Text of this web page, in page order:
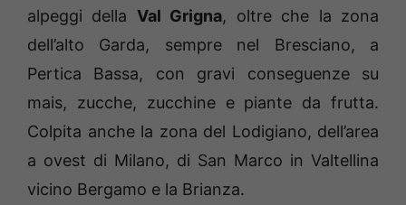
alpeggi della Val Grigna, oltre che la zona
dell’alto Garda, sempre nel Bresciano, a
Pertica Bassa, con gravi conseguenze su
mais, zucche, zucchine e piante da frutta.
Colpita anche la zona del Lodigiano, dell’area
a ovest di Milano, di San Marco in Valtellina
vicino Bergamo e la Brianza.